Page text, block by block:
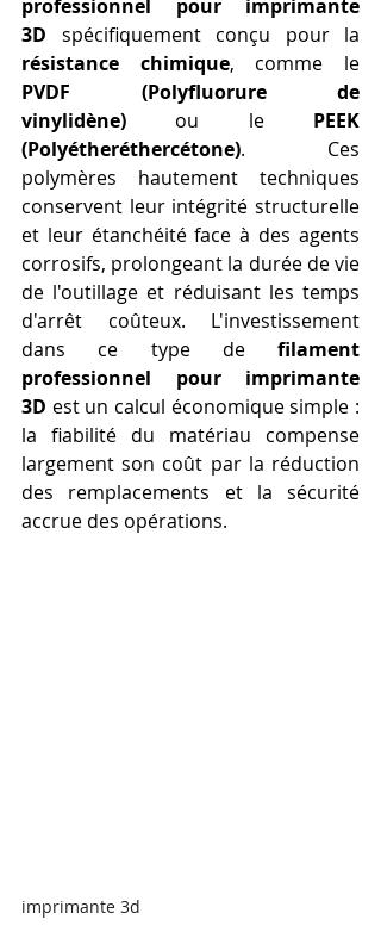
professionnel pour imprimante
3D
résistance chimique
PVDF (Polyfluorure de
vinylidène) ou le PEEK
(Polyétheréthercétone). Ces
polymères hautement techniques
conservent leur intégrité structurelle
et leur étanchéité face à des agents
corrosifs, prolongeant la durée de vie
de l'outillage et réduisant les temps
d'arrêt coûteux. L'investissement
dans ce type de filament
professionnel pour imprimante
3D est un calcul économique simple :
la fiabilité du matériau compense
largement son coût par la réduction
des remplacements et la sécurité
accrue des opérations.
imprimante 3d